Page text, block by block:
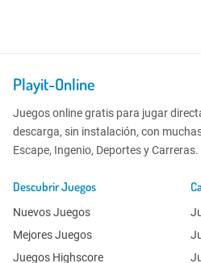
Playit-Online
Juegos online gratis para jugar
descarga, sin instalación, con
Escape, Ingenio, Deportes y Carreras.
Descubrir Juegos
Nuevos Juegos
Mejores Juegos
Juegos Highscore